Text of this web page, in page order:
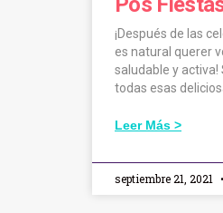
¡Después de las
es natural querer
saludable y
todas esas
Leer Más >
septiembre 21, 2021